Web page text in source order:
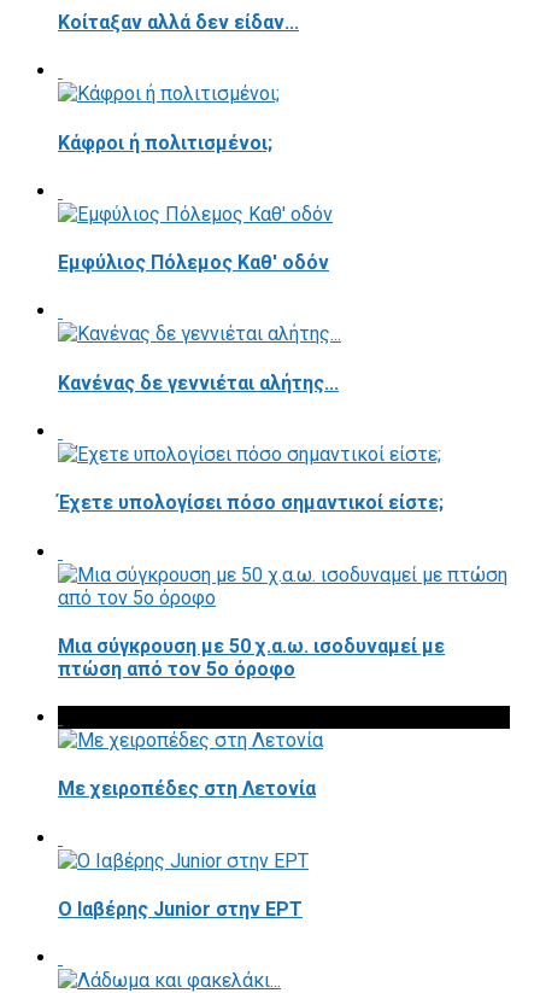
Κοίταξαν αλλά δεν είδαν...
Κάφροι ή πολιτισμένοι;
Εμφύλιος Πόλεμος Καθ' οδόν
Κανένας δε γεννιέται αλήτης...
Έχετε υπολογίσει πόσο σημαντικοί είστε;
Μια σύγκρουση με 50 χ.α.ω. ισοδυναμεί με
πτώση από τον 5ο όροφο
Με χειροπέδες στη Λετονία
Ο Ιαβέρης Junior στην ΕΡΤ